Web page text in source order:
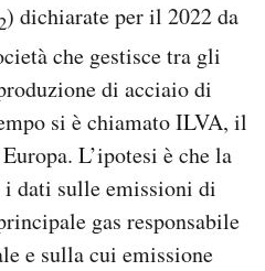
) dichiarate per il 2022 da
che gestisce tra gli
di acciaio di
si è chiamato ILVA, il
L’ipotesi è che la
dati sulle emissioni di
gas responsabile
e sulla cui emissione